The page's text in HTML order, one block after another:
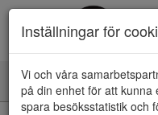
Toggle
navigation
Inställningar för
Vi och våra
på din enhet för att kunna
spara besöksstatistik och